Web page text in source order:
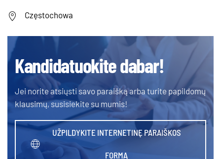
Częstochowa
Kandidatuokite dabar!
Jei norite atsiųsti savo paraišką arba turite papildomų
klausimų, susisiekite su mumis!
UŽPILDYKITE INTERNETINĘ PARAIŠKOS
FORMĄ